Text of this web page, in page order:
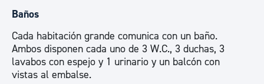
Baños
Cada habitación grande comunica con un baño.
Ambos disponen cada uno de 3 W.C., 3 duchas, 3
lavabos con espejo y 1 urinario y un balcón con
vistas al embalse.